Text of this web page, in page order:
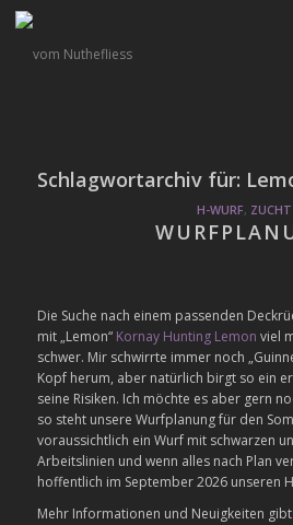
Schlagwortarchiv für:
H-WURF, ZUCHT
Die Suche nach einem passenden
mit „Lemon“ Kornay Hunting Lemon viel
schwer. Mir schwirrte immer noch
Kopf herum, aber natürlich birgt so ein
seine Risiken. Ich möchte es aber gern
so steht unsere Wurfplanung für den
voraussichtlich ein Wurf mit schwarzen
Arbeitslinien und wenn alles nach Plan
hoffentlich im September 2026 unseren
Mehr Informationen und Neuigkeiten